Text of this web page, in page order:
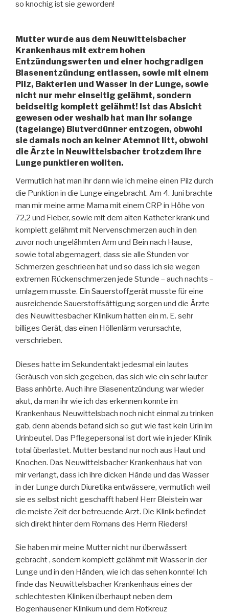
so knochig ist sie geworden!
Mutter wurde aus dem Neuwittelsbacher
Krankenhaus mit extrem hohen
Entzündungswerten und einer hochgradigen
Blasenentzündung entlassen, sowie mit einem
Pilz, Bakterien und Wasser in der Lunge, sowie
nicht nur mehr einseitig gelähmt, sondern
beidseitig komplett gelähmt! Ist das Absicht
gewesen oder weshalb hat man ihr solange
(tagelange) Blutverdünner entzogen, obwohl
sie damals noch an keiner Atemnot litt, obwohl
die Ärzte in Neuwittelsbacher trotzdem ihre
Lunge punktieren wollten.
Vermutlich hat man ihr dann wie ich meine einen Pilz durch
die Punktion in die Lunge eingebracht. Am 4. Juni brachte
man mir meine arme Mama mit einem CRP in Höhe von
72,2 und Fieber, sowie mit dem alten Katheter krank und
komplett gelähmt mit Nervenschmerzen auch in den
zuvor noch ungelähmten Arm und Bein nach Hause,
sowie total abgemagert, dass sie alle Stunden vor
Schmerzen geschrieen hat und so dass ich sie wegen
extremen Rückenschmerzen jede Stunde – auch nachts –
umlagern musste. Ein Sauerstoffgerät musste für eine
ausreichende Sauerstoffsättigung sorgen und die Ärzte
des Neuwittesbacher Klinikum hatten ein m. E. sehr
billiges Gerät, das einen Höllenlärm verursachte,
verschrieben.
Dieses hatte im Sekundentakt jedesmal ein lautes
Geräusch von sich gegeben, das sich wie ein sehr lauter
Bass anhörte. Auch ihre Blasenentzündung war wieder
akut, da man ihr wie ich das erkennen konnte im
Krankenhaus Neuwittelsbach noch nicht einmal zu trinken
gab, denn abends befand sich so gut wie fast kein Urin im
Urinbeutel. Das Pflegepersonal ist dort wie in jeder Klinik
total überlastet. Mutter bestand nur noch aus Haut und
Knochen. Das Neuwittelsbacher Krankenhaus hat von
mir verlangt, dass ich ihre dicken Hände und das Wasser
in der Lunge durch Diuretika entwässere, vermutlich weil
sie es selbst nicht geschafft haben! Herr Bleistein war
die meiste Zeit der betreuende Arzt. Die Klinik befindet
sich direkt hinter dem Romans des Herrn Rieders!
Sie haben mir meine Mutter nicht nur überwässert
gebracht , sondern komplett gelähmt mit Wasser in der
Lunge und in den Händen, wie ich das sehen konnte! Ich
finde das Neuwittelsbacher Krankenhaus eines der
schlechtesten Kliniken überhaupt neben dem
Bogenhausener Klinikum und dem Rotkreuz